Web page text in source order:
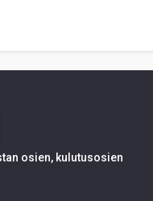
osien, kulutusosien